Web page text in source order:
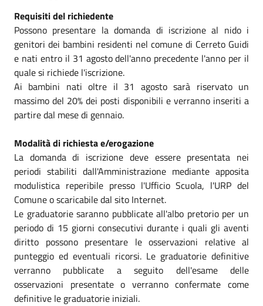
Requisiti del richiedente
Possono presentare la domanda di iscrizione al nido i
genitori dei bambini residenti nel comune di Cerreto Guidi
e nati entro il 31 agosto dell'anno precedente l'anno per il
quale si richiede l'iscrizione.
Ai bambini nati oltre il 31 agosto sarà riservato un
massimo del 20% dei posti disponibili e verranno inseriti a
partire dal mese di gennaio.
Modalità di richiesta e/erogazione
La domanda di iscrizione deve essere presentata nei
periodi stabiliti dall'Amministrazione mediante apposita
modulistica reperibile presso l'Ufficio Scuola, l'URP del
Comune o scaricabile dal sito Internet.
Le graduatorie saranno pubblicate all'albo pretorio per un
periodo di 15 giorni consecutivi durante i quali gli aventi
diritto possono presentare le osservazioni relative al
punteggio ed eventuali ricorsi. Le graduatorie definitive
verranno pubblicate a seguito dell'esame delle
osservazioni presentate o verranno confermate come
definitive le graduatorie iniziali.